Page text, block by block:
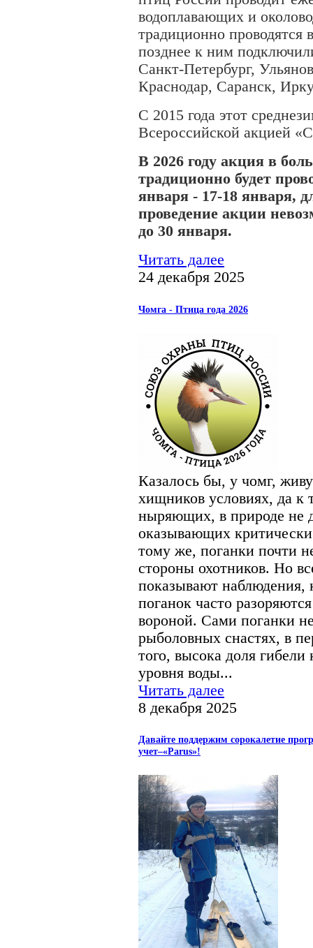
водоплавающих и
традиционно проводятся
позднее к ним
Санкт-Петербург,
Краснодар, Саранск,
С 2015 года этот
Всероссийской акцией
В 2026 году акция в
традиционно будет
января - 17-18 января,
проведение акции
до 30 января.
Читать далее
24 декабря 2025
Чомга - Птица года 2026
Казалось бы, у чомг,
хищников условиях, да к
ныряющих, в природе не
оказывающих критически
тому же, поганки почти
стороны охотников. Но
показывают наблюдения,
поганок часто
вороной. Сами поганки
рыболовных снастях, в
того, высока доля гибели
уровня воды...
Читать далее
8 декабря 2025
Давайте поддержим сорокалетие
учет–«Parus»!